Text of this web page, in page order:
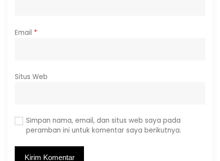
Email *
Situs Web
Simpan nama, email, dan situs web saya pada
peramban ini untuk komentar saya berikutnya.